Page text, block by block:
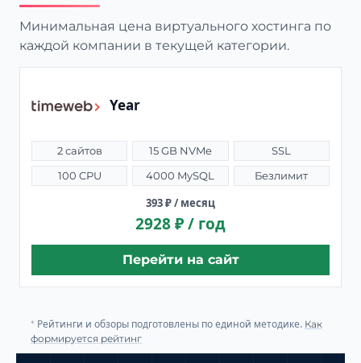
Минимальная цена виртуального хостинга по
каждой компании в текущей категории.
Year
2 сайтов 15 GB NVMe
SSL
100 CPU
4000 MySQL Безлимит
393 ₽ / месяц
2928 ₽ / год
Перейти на сайт
* Рейтинги и обзоры подготовлены по единой методике. Как
формируется рейтинг